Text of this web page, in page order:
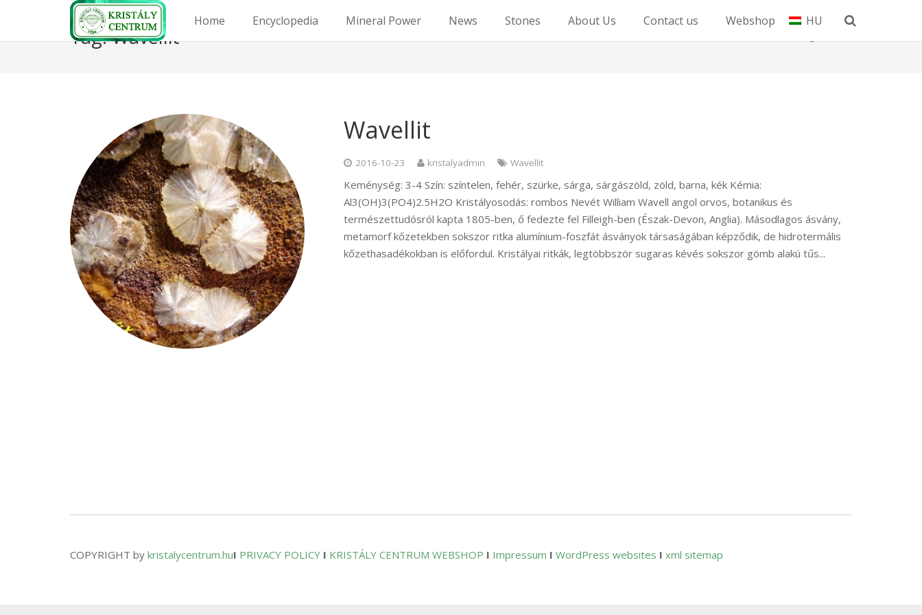
Home Encyclopedia Mineral Power News Stones About Us Contact us Webshop HU
Tag:Wavellit
Wavellit
2016-10-23 kristalyadmin Wavellit
Keménység: 3-4 Szín: színtelen, fehér, szürke, sárga, sárgászöld, zöld, barna, kék Kémia:
Al3(OH)3(PO4)2.5H2O Kristályosodás: rombos Nevét William Wavell angol orvos, botanikus és
természettudósról kapta 1805-ben, ő fedezte fel Filleigh-ben (Észak-Devon, Anglia). Másodlagos ásvány,
metamorf kőzetekben sokszor ritka alumínium-foszfát ásványok társaságában képződik, de hidrotermális
kőzethasadékokban is előfordul. Kristályai ritkák, legtöbbször sugaras kévés sokszor gömb alakú tűs...
COPYRIGHT by kristalycentrum.huI PRIVACY POLICY I KRISTÁLY CENTRUM WEBSHOP I Impressum I WordPress websites I xml sitemap